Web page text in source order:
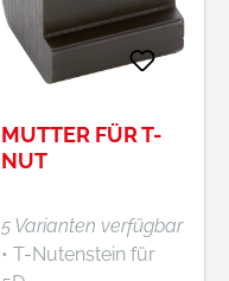
MUTTER FÜR T-
NUT
5 Varianten verfügbar
• T-Nutenstein für